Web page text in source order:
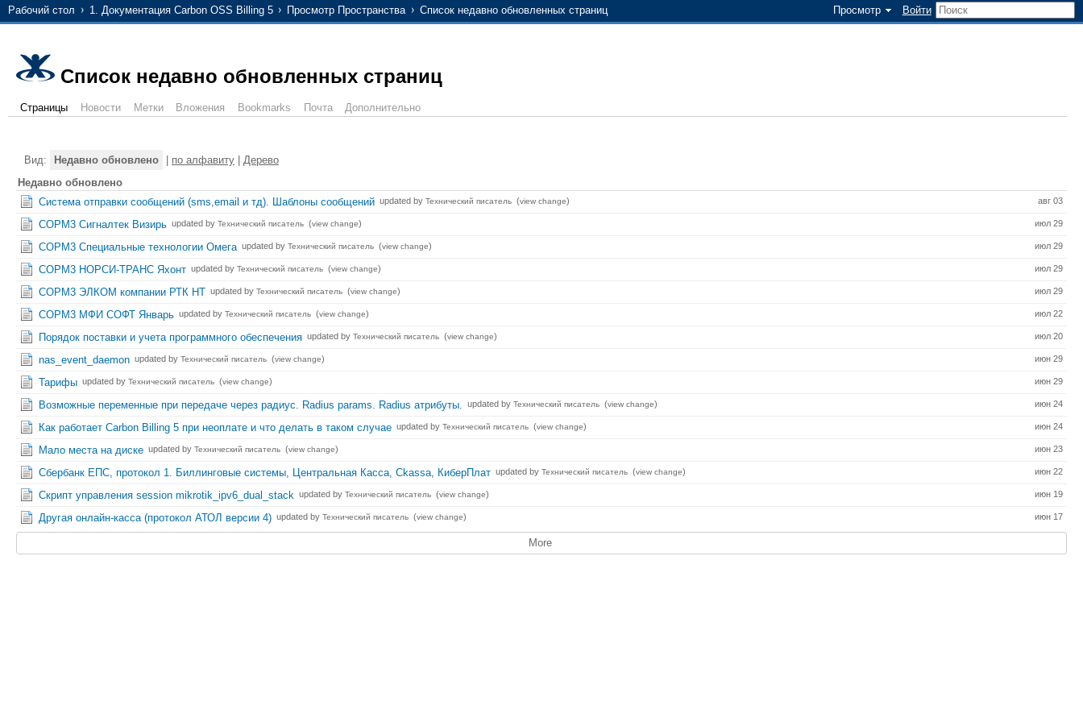
Просмотр Войти
Рабочий стол 1. Документация Carbon OSS Billing 5 Просмотр Пространства Список недавно обновленных страниц
Список недавно обновленных страниц
Страницы Новости Метки Вложения Bookmarks Почта Дополнительно
Вид: Недавно обновлено | по алфавиту | Дерево
Недавно обновлено
Система отправки сообщений (sms,email и тд). Шаблоны сообщений updated by Технический писатель (view change) авг 03
СОРМ3 Сигналтек Визирь updated by Технический писатель (view change) июл 29
СОРМ3 Специальные технологии Омега updated by Технический писатель (view change) июл 29
СОРМ3 НОРСИ-ТРАНС Яхонт updated by Технический писатель (view change) июл 29
СОРМ3 ЭЛКОМ компании РТК НТ updated by Технический писатель (view change) июл 29
СОРМ3 МФИ СОФТ Январь updated by Технический писатель (view change) июл 22
Порядок поставки и учета программного обеспечения updated by Технический писатель (view change) июл 20
nas_event_daemon updated by Технический писатель (view change) июн 29
Тарифы updated by Технический писатель (view change) июн 29
Возможные переменные при передаче через радиус. Radius params. Radius атрибуты. updated by Технический писатель (view change) июн 24
Как работает Carbon Billing 5 при неоплате и что делать в таком случае updated by Технический писатель (view change) июн 24
Мало места на диске updated by Технический писатель (view change) июн 23
Сбербанк ЕПС, протокол 1. Биллинговые системы, Центральная Касса, Ckassa, КиберПлат updated by Технический писатель (view change) июн 22
Скрипт управления session mikrotik_ipv6_dual_stack updated by Технический писатель (view change) июн 19
Другая онлайн-касса (протокол АТОЛ версии 4) updated by Технический писатель (view change) июн 17
More